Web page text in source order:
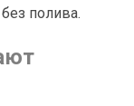
полива.